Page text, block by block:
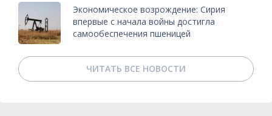
Экономическое возрождение: Сирия
впервые с начала войны достигла
самообеспечения пшеницей
ЧИТАТЬ ВСЕ НОВОСТИ